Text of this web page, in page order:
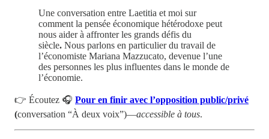
Une conversation entre Laetitia et moi sur
comment la pensée économique hétérodoxe peut
nous aider à affronter les grands défis du
siècle. Nous parlons en particulier du travail de
l’économiste Mariana Mazzucato, devenue l’une
des personnes les plus influentes dans le monde de
l’économie.
👉 Écoutez 🎧 Pour en finir avec l’opposition public/privé
(conversation “À deux voix”)—accessible à tous.